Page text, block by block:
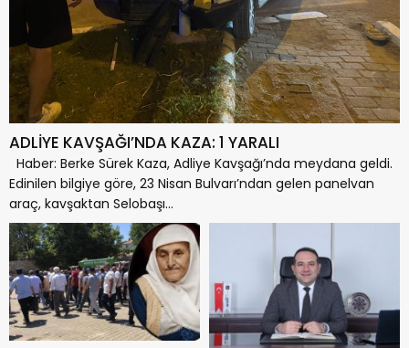
ADLİYE KAVŞAĞI’NDA KAZA: 1 YARALI
Haber: Berke Sürek Kaza, Adliye Kavşağı’nda meydana geldi.
Edinilen bilgiye göre, 23 Nisan Bulvarı’ndan gelen panelvan
araç, kavşaktan Selobaşı...